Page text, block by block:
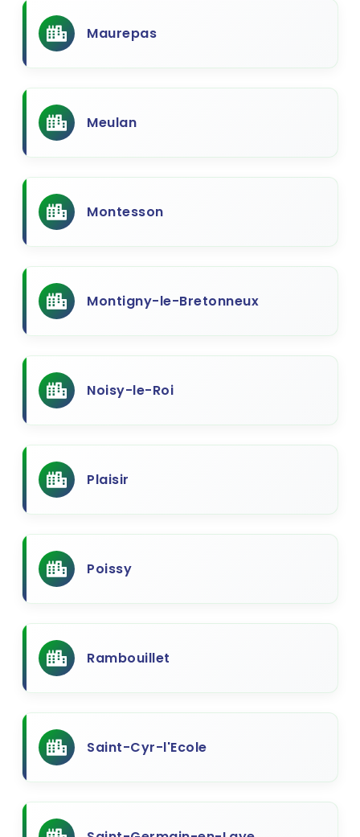
Maurepas
Meulan
Montesson
Montigny-le-Bretonneux
Noisy-le-Roi
Plaisir
Poissy
Rambouillet
Saint-Cyr-l'Ecole